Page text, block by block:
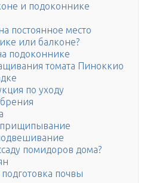
и подоконнике
постоянное место
или балконе?
подоконнике
томата Пиноккио
по уходу
помидоров дома?
почвы